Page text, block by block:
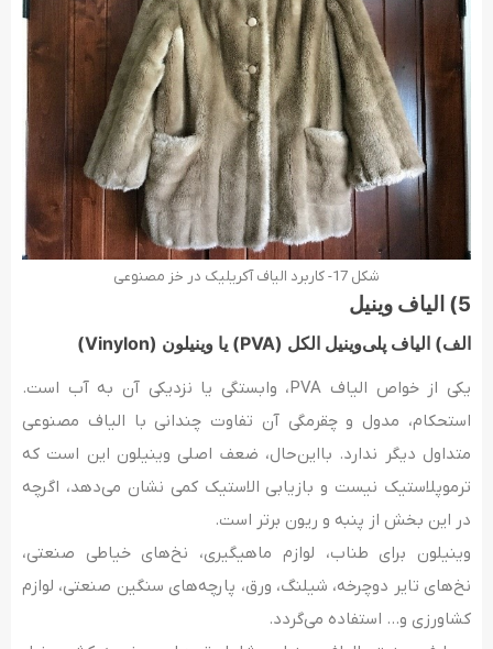
شکل 17- کاربرد الیاف آکریلیک در خز مصنوعی
5) الیاف وینیل
الف) الیاف پلی‌وینیل الکل (PVA) یا وینیلون (Vinylon)
یکی از خواص الیاف PVA، وابستگی یا نزدیکی آن به آب است.
استحکام، مدول و چقرمگی آن تفاوت چندانی با الیاف مصنوعی
متداول دیگر ندارد. بااین‌حال، ضعف اصلی وینیلون این است که
ترموپلاستیک نیست و بازیابی الاستیک کمی نشان می‌دهد، اگرچه
در این بخش از پنبه و ریون برتر است.
وینیلون برای طناب، لوازم ماهیگیری، نخ‌های خیاطی صنعتی،
نخ‌های تایر دوچرخه، شیلنگ، ورق، پارچه‌های سنگین صنعتی، لوازم
کشاورزی و… استفاده می‌گردد.